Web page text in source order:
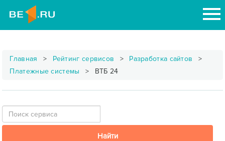
Главная Рейтинг сервисов
Разработка сайтов
Платежные системы
ВТБ 24